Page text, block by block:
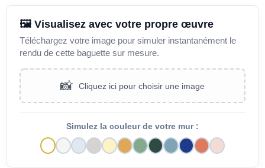
🖼️ Visualisez avec votre propre œuvre
Téléchargez votre image pour simuler instantanément le
rendu de cette baguette sur mesure.
📸 Cliquez ici pour choisir une image
Simulez la couleur de votre mur :